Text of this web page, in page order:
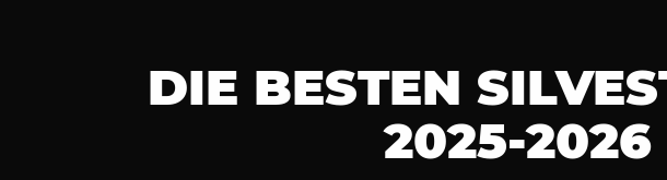
DIE BESTEN
2025-2026